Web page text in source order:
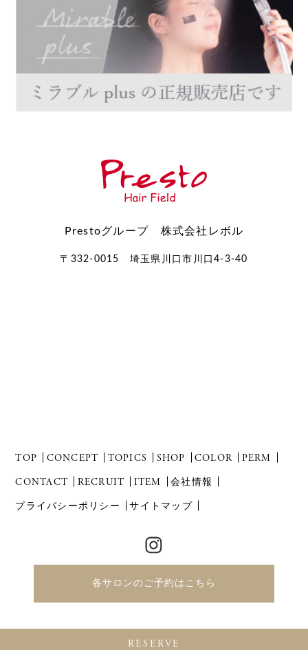
RESERVE
Prestoグループ 株式会社レボル
〒332-0015 埼玉県川口市川口4-3-40
TOP CONCEPT TOPICS SHOP COLOR
PERM
CONTACT
RECRUIT ITEM 会社情報
プライバシーポリシー サイトマップ
各サロンのご予約はこちら
Copyright 2021 Revol Co.,Ltd. All Right Reserved.